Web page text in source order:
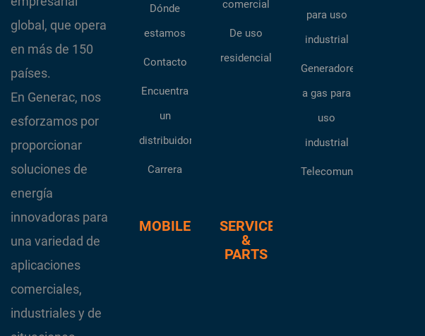
global, que opera
en más de 150
países.
En Generac, nos
esforzamos por
proporcionar
soluciones de
energía
innovadoras para
una variedad de
aplicaciones
comerciales,
industriales y de
Dónde
estamos
Contacto
Encuentra
un
distribuidor
Carrera
comercial
De uso
residencial
para uso
industrial
Generadores
a gas para
uso
industrial
Telecomunicaciones
MOBILE
SERVICE
&
PARTS